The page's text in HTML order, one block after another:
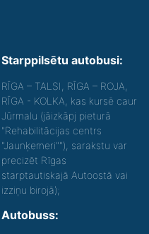
Starppilsētu autobusi:
RĪGA – TALSI, RĪGA – ROJA,
RĪGA - KOLKA, kas kursē caur
Jūrmalu (jāizkāpj pieturā
"Rehabilitācijas centrs
"Jaunķemeri""), sarakstu var
precizēt Rīgas
starptautiskajā Autoostā vai
izziņu birojā);
Autobuss: